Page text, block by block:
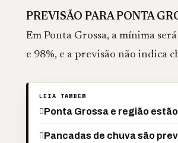
PREVISÃO PARA PONTA
Em Ponta Grossa, a mínima
e 98%, e a previsão não indica
LEIA TAMBÉM
Ponta Grossa e região
Pancadas de chuva são